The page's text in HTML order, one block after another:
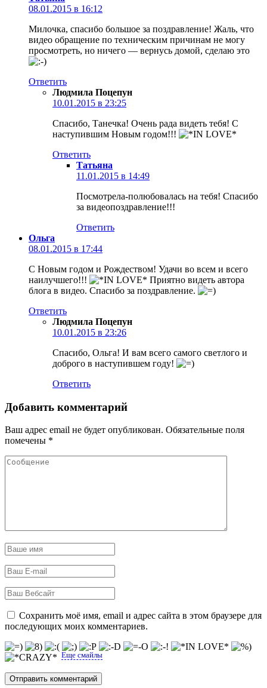
08.01.2015 в 16:12
Милочка, спасибо большое за поздравление! Жаль, что
видео обращение по техническим причинам не могу
просмотреть, но ничего — вернусь домой, сделаю это
Ответить
Людмила Поцепун
10.01.2015 в 23:25
Спасибо, Танечка! Очень рада видеть тебя! С
наступившим Новым годом!!!
Ответить
Татьяна
11.01.2015 в 14:49
Посмотрела-полюбовалась на тебя! Спасибо
за видеопоздравление!!!
Ответить
Ольга
08.01.2015 в 17:44
С Новым годом и Рождеством! Удачи во всем и всего
наилучшего!!!
Приятно видеть автора
блога в видео. Спасибо за поздравление.
Ответить
Людмила Поцепун
10.01.2015 в 23:26
Спасибо, Ольга! И вам всего самого светлого и
доброго в наступившем году!
Ответить
Добавить комментарий
Ваш адрес email не будет опубликован. Обязательные поля
помечены *
Сохранить моё имя, email и адрес сайта в этом браузере для
последующих моих комментариев.
Еще смайлы